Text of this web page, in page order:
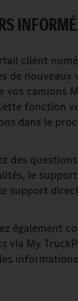
client
de
vos camions
fonction
dans le
des
le
support
également
via My